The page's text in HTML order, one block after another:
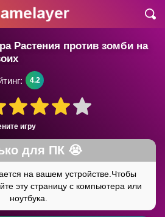
Растения против зомби на
игру
4.2